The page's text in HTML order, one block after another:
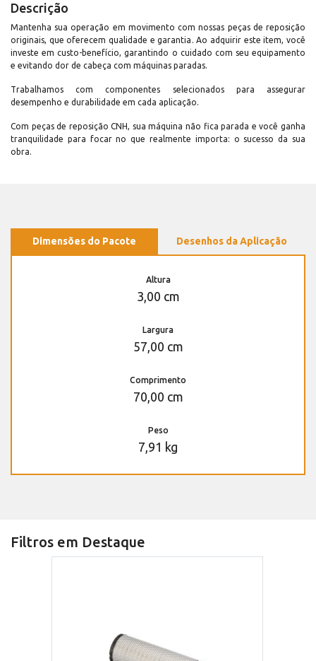
Descrição
Mantenha sua operação em movimento com nossas peças de reposição
originais, que oferecem qualidade e garantia. Ao adquirir este item, você
investe em custo-benefício, garantindo o cuidado com seu equipamento
e evitando dor de cabeça com máquinas paradas.
Trabalhamos com componentes selecionados para assegurar
desempenho e durabilidade em cada aplicação.
Com peças de reposição CNH, sua máquina não fica parada e você ganha
tranquilidade para focar no que realmente importa: o sucesso da sua
obra.
Dimensões do Pacote Desenhos da Aplicação
Altura
3,00 cm
Largura
57,00 cm
Comprimento
70,00 cm
Peso
7,91 kg
Filtros em Destaque